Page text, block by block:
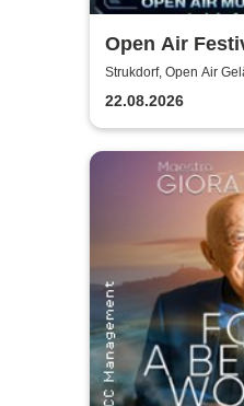
Open Air
Strukdorf, Open Air
22.08.2026